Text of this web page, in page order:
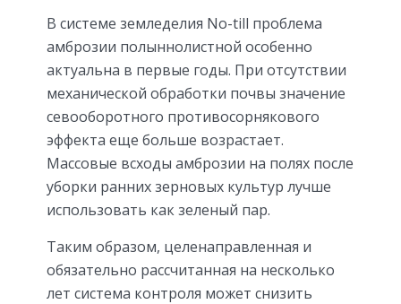
В системе земледелия No-till проблема
амброзии полыннолистной особенно
актуальна в первые годы. При отсутствии
механической обработки почвы значение
севооборотного противосорнякового
эффекта еще больше возрастает.
Массовые всходы амброзии на полях после
уборки ранних зерновых культур лучше
использовать как зеленый пар.
Таким образом, целенаправленная и
обязательно рассчитанная на несколько
лет система контроля может снизить